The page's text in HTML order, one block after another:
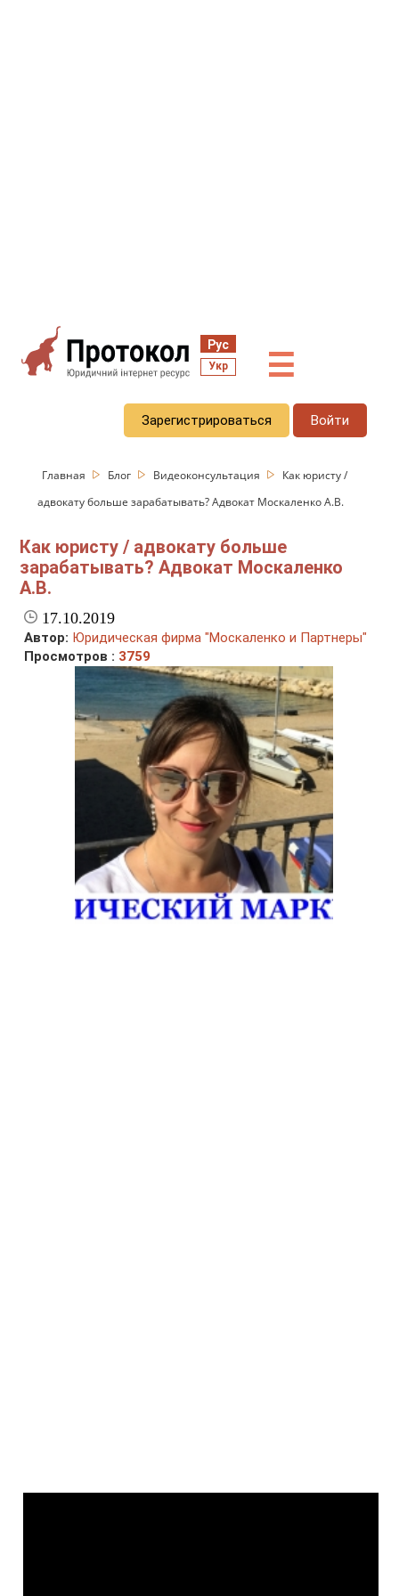
Рус
Укр ☰
Зарегистрироваться Войти
Главная Блог Видеоконсультация
Как юристу /
адвокату больше зарабатывать? Адвокат Москаленко А.В.
Как юристу / адвокату больше
зарабатывать? Адвокат Москаленко
А.В.
17.10.2019
Автор: Юридическая фирма "Москаленко и Партнеры"
Просмотров : 3759